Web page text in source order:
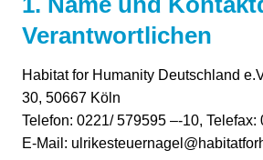
Verantwortlichen
Habitat for Humanity Deutschland
30, 50667 Köln
Telefon: 0221/ 579595 –-10, Telefax:
E-Mail: